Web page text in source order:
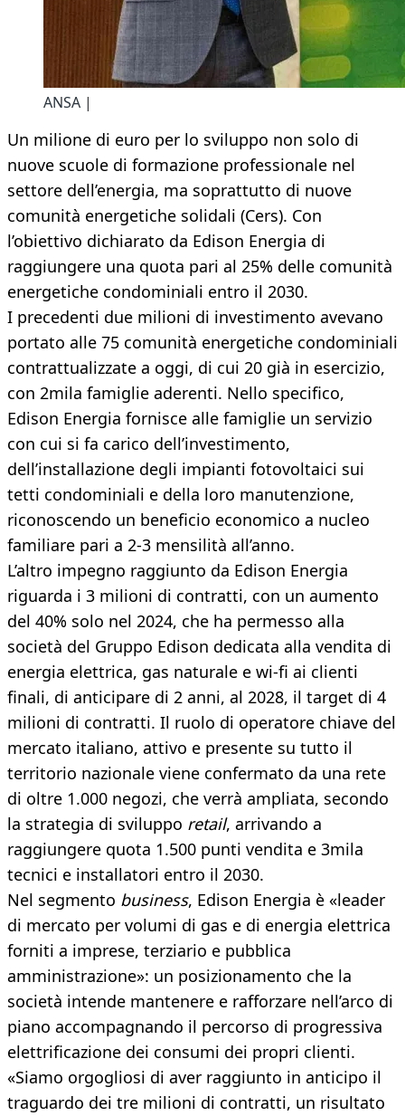
ANSA |
Un milione di euro per lo sviluppo non solo di
nuove scuole di formazione professionale nel
settore dell’energia, ma soprattutto di nuove
comunità energetiche solidali (Cers). Con
l’obiettivo dichiarato da Edison Energia di
raggiungere una quota pari al 25% delle comunità
energetiche condominiali entro il 2030.
I precedenti due milioni di investimento avevano
portato alle 75 comunità energetiche condominiali
contrattualizzate a oggi, di cui 20 già in esercizio,
con 2mila famiglie aderenti. Nello specifico,
Edison Energia fornisce alle famiglie un servizio
con cui si fa carico dell’investimento,
dell’installazione degli impianti fotovoltaici sui
tetti condominiali e della loro manutenzione,
riconoscendo un beneficio economico a nucleo
familiare pari a 2-3 mensilità all’anno.
L’altro impegno raggiunto da Edison Energia
riguarda i 3 milioni di contratti, con un aumento
del 40% solo nel 2024, che ha permesso alla
società del Gruppo Edison dedicata alla vendita di
energia elettrica, gas naturale e wi-fi ai clienti
finali, di anticipare di 2 anni, al 2028, il target di 4
milioni di contratti. Il ruolo di operatore chiave del
mercato italiano, attivo e presente su tutto il
territorio nazionale viene confermato da una rete
di oltre 1.000 negozi, che verrà ampliata, secondo
la strategia di sviluppo retail, arrivando a
raggiungere quota 1.500 punti vendita e 3mila
tecnici e installatori entro il 2030.
Nel segmento business, Edison Energia è «leader
di mercato per volumi di gas e di energia elettrica
forniti a imprese, terziario e pubblica
amministrazione»: un posizionamento che la
società intende mantenere e rafforzare nell’arco di
piano accompagnando il percorso di progressiva
elettrificazione dei consumi dei propri clienti.
«Siamo orgogliosi di aver raggiunto in anticipo il
traguardo dei tre milioni di contratti, un risultato